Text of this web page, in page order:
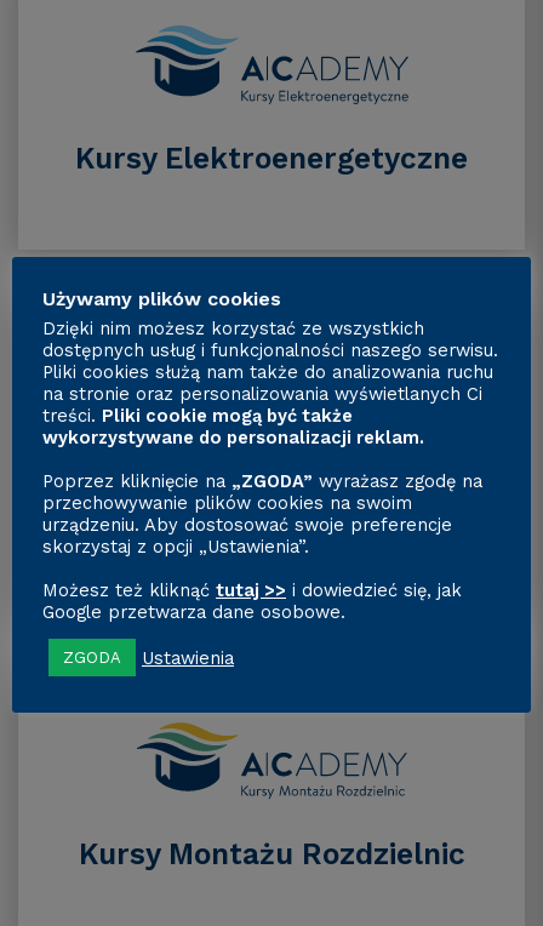
Kursy Elektroenergetyczne
Kursy Pomiarów Elektrycznych
w Praktyce
Kursy Montażu Rozdzielnic
Używamy plików cookies
Dzięki nim możesz korzystać ze wszystkich
dostępnych usług i funkcjonalności naszego serwisu.
Pliki cookies służą nam także do analizowania ruchu
na stronie oraz personalizowania wyświetlanych Ci
treści. Pliki cookie mogą być także
wykorzystywane do personalizacji reklam.
Poprzez kliknięcie na „ZGODA” wyrażasz zgodę na
przechowywanie plików cookies na swoim
urządzeniu. Aby dostosować swoje preferencje
skorzystaj z opcji „Ustawienia”.
Możesz też kliknąć tutaj >> i dowiedzieć się, jak
Google przetwarza dane osobowe.
ZGODA Ustawienia